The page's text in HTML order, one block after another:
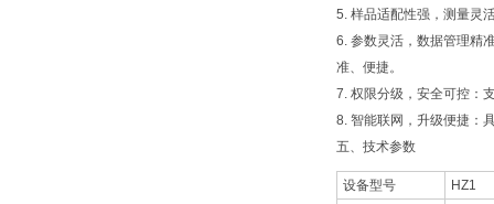
5. 样品适配性强，测量灵
6. 参数灵活，数据管理精
准、便捷。
7. 权限分级，安全可控：
8. 智能联网，升级便捷：
五、技术参数
设备型号
HZ1